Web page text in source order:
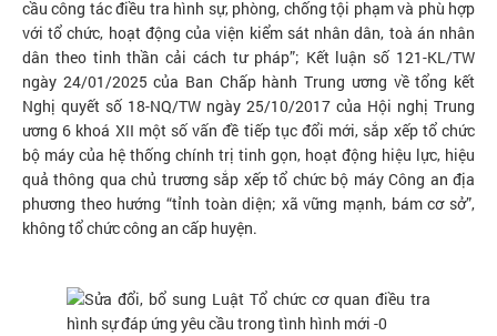
cầu công tác điều tra hình sự, phòng, chống tội phạm và phù hợp
với tổ chức, hoạt động của viện kiểm sát nhân dân, toà án nhân
dân theo tinh thần cải cách tư pháp”; Kết luận số 121-KL/TW
ngày 24/01/2025 của Ban Chấp hành Trung ương về tổng kết
Nghị quyết số 18-NQ/TW ngày 25/10/2017 của Hội nghị Trung
ương 6 khoá XII một số vấn đề tiếp tục đổi mới, sắp xếp tổ chức
bộ máy của hệ thống chính trị tinh gọn, hoạt động hiệu lực, hiệu
quả thông qua chủ trương sắp xếp tổ chức bộ máy Công an địa
phương theo hướng “tỉnh toàn diện; xã vững mạnh, bám cơ sở”,
không tổ chức công an cấp huyện.